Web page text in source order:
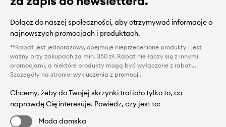
Dołącz do naszej społeczności, aby otrzymywać informacje o
najnowszych promocjach i produktach.
**Rabat jest jednorazowy, obejmuje nieprzecenione produkty i jest
ważny przy zakupach za min. 350 zł. Rabat nie łączy się z innymi
promocjami, a niektóre produkty mogą być wyłączone z rabatu.
Szczegóły na stronie: wykluczenia z promocji.
Chcemy, żeby do Twojej skrzynki trafiało tylko to, co
naprawdę Cię interesuje. Powiedz, czy jest to:
Moda damska